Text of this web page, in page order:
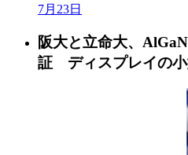
7月23日
阪大と立命大、
証 ディスプレイの小